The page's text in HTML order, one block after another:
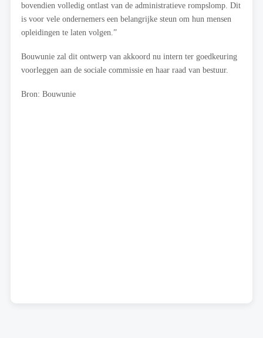
bovendien volledig ontlast van de administratieve rompslomp. Dit
is voor vele ondernemers een belangrijke steun om hun mensen
opleidingen te laten volgen.”
Bouwunie zal dit ontwerp van akkoord nu intern ter goedkeuring
voorleggen aan de sociale commissie en haar raad van bestuur.
Bron: Bouwunie